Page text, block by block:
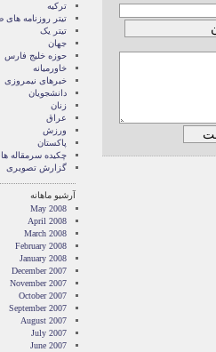
ترکیه
تیتر روزنامه های
تیتر یک
جهان
حوزه خلیج فارس
خاورمیانه
خبرهای نیمروزی
دانشجویان
زنان
عراق
ورزش
پاکستان
چکیده سرمقاله
گزارش تصويری
آرشیو ماهانه
May 2008
April 2008
March 2008
February 2008
January 2008
December 2007
November 2007
October 2007
September 2007
August 2007
July 2007
June 2007